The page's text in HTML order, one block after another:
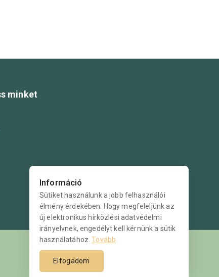
minket
Információ
Sütiket használunk a jobb felhasználói
élmény érdekében. Hogy megfeleljünk az
új elektronikus hírközlési adatvédelmi
irányelvnek, engedélyt kell kérnünk a sütik
használatához.Tovább
Elfogadom